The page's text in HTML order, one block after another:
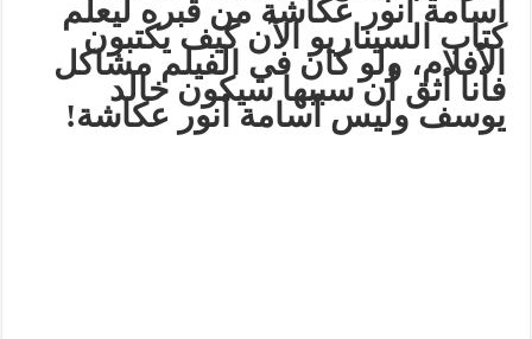
أسامة أنور عكاشة من قبره ليعلم
كتاب السيناريو الآن كيف يكتبون
الأفلام، ولو كان في الفيلم مشاكل
فأنا أثق أن سببها سيكون خالد
يوسف وليس أسامة أنور عكاشة!